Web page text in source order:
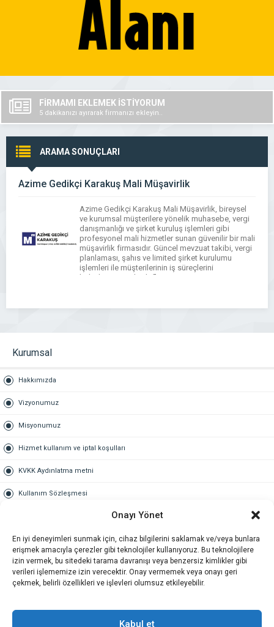
Onayı Yönet
En iyi deneyimleri sunmak için, cihaz bilgilerini saklamak ve/veya bunlara
erişmek amacıyla çerezler gibi teknolojiler kullanıyoruz. Bu teknolojilere
izin vermek, bu sitedeki tarama davranışı veya benzersiz kimlikler gibi
verileri işlememize izin verecektir. Onay vermemek veya onayı geri
çekmek, belirli özellikleri ve işlevleri olumsuz etkileyebilir.
Kabul et
FİRMAMI EKLEMEK İSTİYORUM
5 dakikanızı ayırarak firmanızı ekleyin..
ARAMA SONUÇLARI
Azime Gedikçi Karakuş Mali Müşavirlik
Azime Gedikçi Karakuş Mali Müşavirlik, bireysel
ve kurumsal müşterilere yönelik muhasebe, vergi
danışmanlığı ve şirket kuruluş işlemleri gibi
profesyonel mali hizmetler sunan güvenilir bir mali
müşavirlik firmasıdır. Güncel mevzuat takibi, vergi
planlaması, şahıs ve limited şirket kurulumu
işlemleri ile müşterilerinin iş süreçlerini
kolaylaştırmayı hedefler.
Kurumsal
Hakkımızda
Vizyonumuz
Misyonumuz
Hizmet kullanım ve iptal koşulları
KVKK Aydınlatma metni
Kullanım Sözleşmesi
Gold üyelik nedir
Kariyer